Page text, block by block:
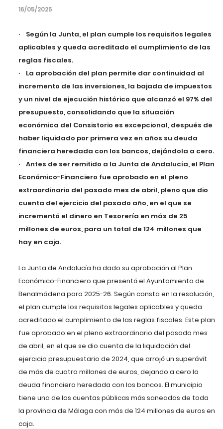
16/05/2025
· Según la Junta, el plan cumple los requisitos legales
aplicables y queda acreditado el cumplimiento de las
reglas fiscales.
· La aprobación del plan permite dar continuidad al
incremento de las inversiones, la bajada de impuestos
y un nivel de ejecución histórico que alcanzó el 97% del
presupuesto, consolidando que la situación
económica del Consistorio es excepcional, después de
haber liquidado por primera vez en años su deuda
financiera heredada con los bancos, dejándola a cero.
· Antes de ser remitido a la Junta de Andalucía, el Plan
Económico-Financiero fue aprobado en el pleno
extraordinario del pasado mes de abril, pleno que dio
cuenta del ejercicio del pasado año, en el que se
incrementó el dinero en Tesorería en más de 25
millones de euros, para un total de 124 millones que
hay en caja.
La Junta de Andalucía ha dado su aprobación al Plan
Económico-Financiero que presentó el Ayuntamiento de
Benalmádena para 2025-26. Según consta en la resolución,
el plan cumple los requisitos legales aplicables y queda
acreditado el cumplimiento de las reglas fiscales. Este plan
fue aprobado en el pleno extraordinario del pasado mes
de abril, en el que se dio cuenta de la liquidación del
ejercicio presupuestario de 2024, que arrojó un superávit
de más de cuatro millones de euros, dejando a cero la
deuda financiera heredada con los bancos. El municipio
tiene una de las cuentas públicas más saneadas de toda
la provincia de Málaga con más de 124 millones de euros en
caja.